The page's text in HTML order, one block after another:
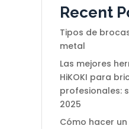
Recent
Tipos de
metal
Las mejores
HiKOKI para
profesionales:
2025
Cómo hacer